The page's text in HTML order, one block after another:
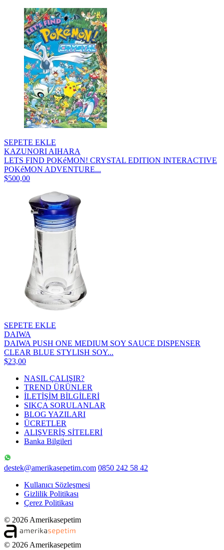
SEPETE EKLE
KAZUNORI AIHARA
LETS FIND POKéMON! CRYSTAL EDITION INTERACTIVE
POKéMON ADVENTURE...
$500,00
SEPETE EKLE
DAIWA
DAIWA PUSH ONE MEDIUM SOY SAUCE DISPENSER
CLEAR BLUE STYLISH SOY...
$23,00
NASIL ÇALIŞIR?
TREND ÜRÜNLER
İLETİŞİM BİLGİLERİ
SIKÇA SORULANLAR
BLOG YAZILARI
ÜCRETLER
ALIŞVERİŞ SİTELERİ
Banka Bilgileri
destek@amerikasepetim.com 0850 242 58 42
Kullanıcı Sözleşmesi
Gizlilik Politikası
Çerez Politikası
© 2026 Amerikasepetim
© 2026 Amerikasepetim